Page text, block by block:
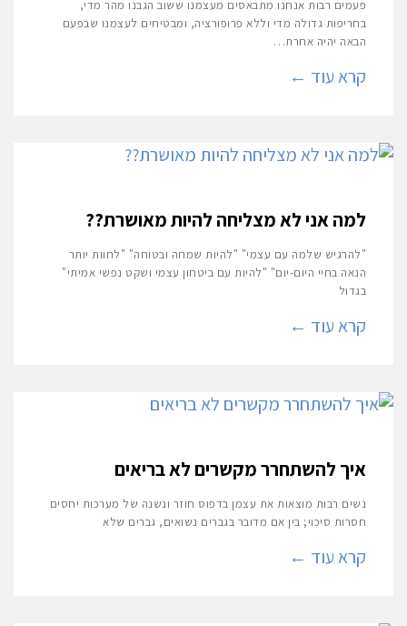
פעמים רבות אנחנו מתבאסים מעצמנו ששוב הגבנו מהר מדי,
בחריפות גדולה מדי וללא פרופורציה, ומבטיחים לעצמנו שבפעם
הבאה יהיה אחרת…
קרא עוד ←
למה אני לא מצליחה להיות מאושרת??
"להרגיש שלמה עם עצמי" "להיות שמחה ובטוחה" "לחוות יותר
הנאה בחיי היום-יום" "להיות עם ביטחון עצמי ושקט נפשי אמיתי"
בגדול
קרא עוד ←
איך להשתחרר מקשרים לא בריאים
נשים רבות מוצאות את עצמן בדפוס חוזר ונשנה של מערכות יחסים
חסרות סיכוי; בין אם מדובר בגברים נשואים, גברים שלא
קרא עוד ←